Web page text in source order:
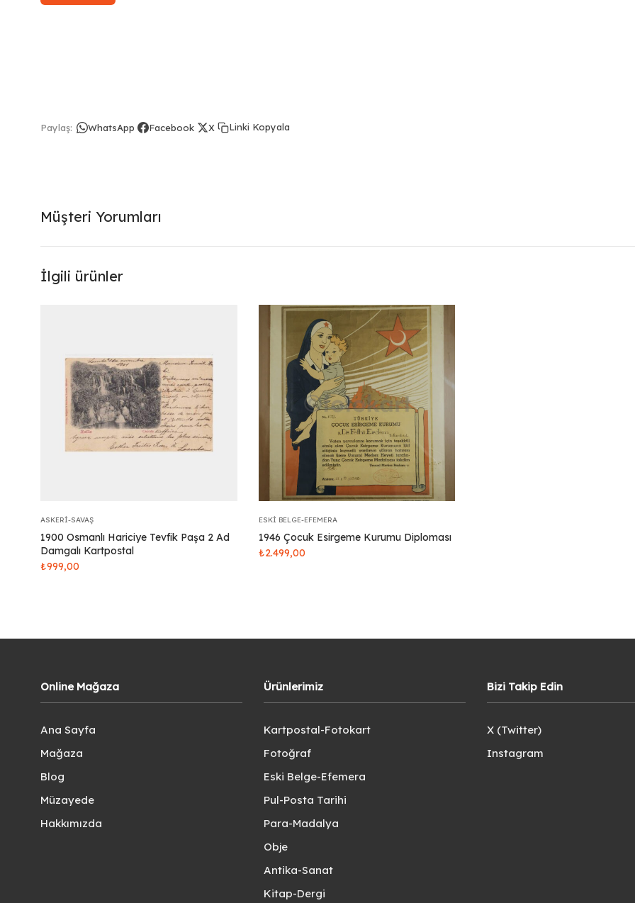
Paylaş: WhatsApp Facebook X Linki Kopyala
Müşteri Yorumları
İlgili ürünler
ASKERI-SAVAŞ
1900 Osmanlı Hariciye Tevfik Paşa 2 Ad
Damgalı Kartpostal
₺999,00
ESKI BELGE-EFEMERA
1946 Çocuk Esirgeme Kurumu Diploması
₺2.499,00
Online Mağaza
Ana Sayfa
Mağaza
Blog
Müzayede
Hakkımızda
Ürünlerimiz
Kartpostal-Fotokart
Fotoğraf
Eski Belge-Efemera
Pul-Posta Tarihi
Para-Madalya
Obje
Antika-Sanat
Kitap-Dergi
Bizi Takip Edin
X (Twitter)
Instagram